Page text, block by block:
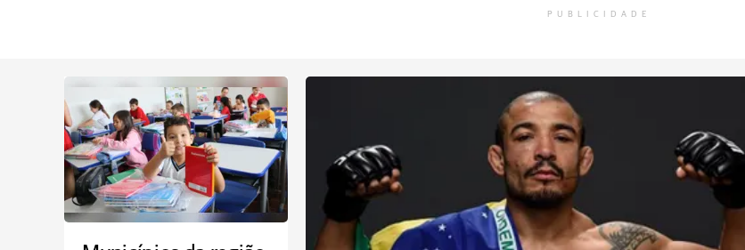
PUBLICIDADE